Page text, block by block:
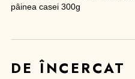
pâinea casei 300g
DE ÎNCERCAT